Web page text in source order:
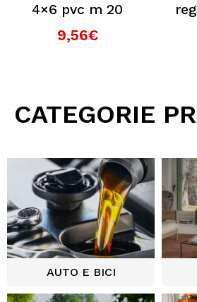
4×6 pvc m 20
9,56€
CATEGORIE
AUTO E BICI